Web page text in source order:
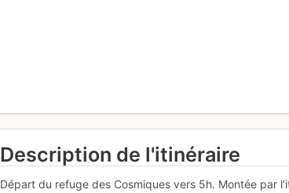
Description de l'itinéraire
Départ du refuge des Cosmiques vers 5h. Montée par